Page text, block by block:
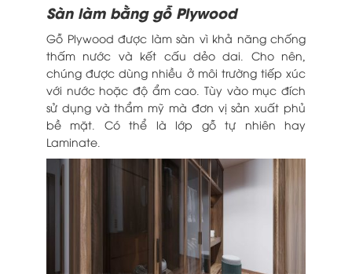
Sàn làm bằng gỗ Plywood
Gỗ Plywood được làm sàn vì khả năng chống
thấm nước và kết cấu dẻo dai. Cho nên,
chúng được dùng nhiều ở môi trường tiếp xúc
với nước hoặc độ ẩm cao. Tùy vào mục đích
sử dụng và thẩm mỹ mà đơn vị sản xuất phủ
bề mặt. Có thể là lớp gỗ tự nhiên hay
Laminate.